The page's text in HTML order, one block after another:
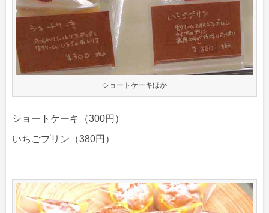
ショートケーキほか
ショートケーキ（300円）
いちごプリン（380円）